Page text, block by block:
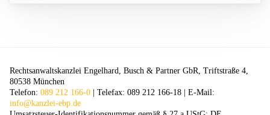
Rechtsanwaltskanzlei Engelhard, Busch & Partner GbR, Triftstraße 4,
80538 München
Telefon: 089 212 166-0 | Telefax: 089 212 166-18 | E-Mail:
info@kanzlei-ebp.de